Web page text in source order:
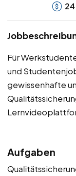
24
Für
und
gewissenhafte
Aufgaben